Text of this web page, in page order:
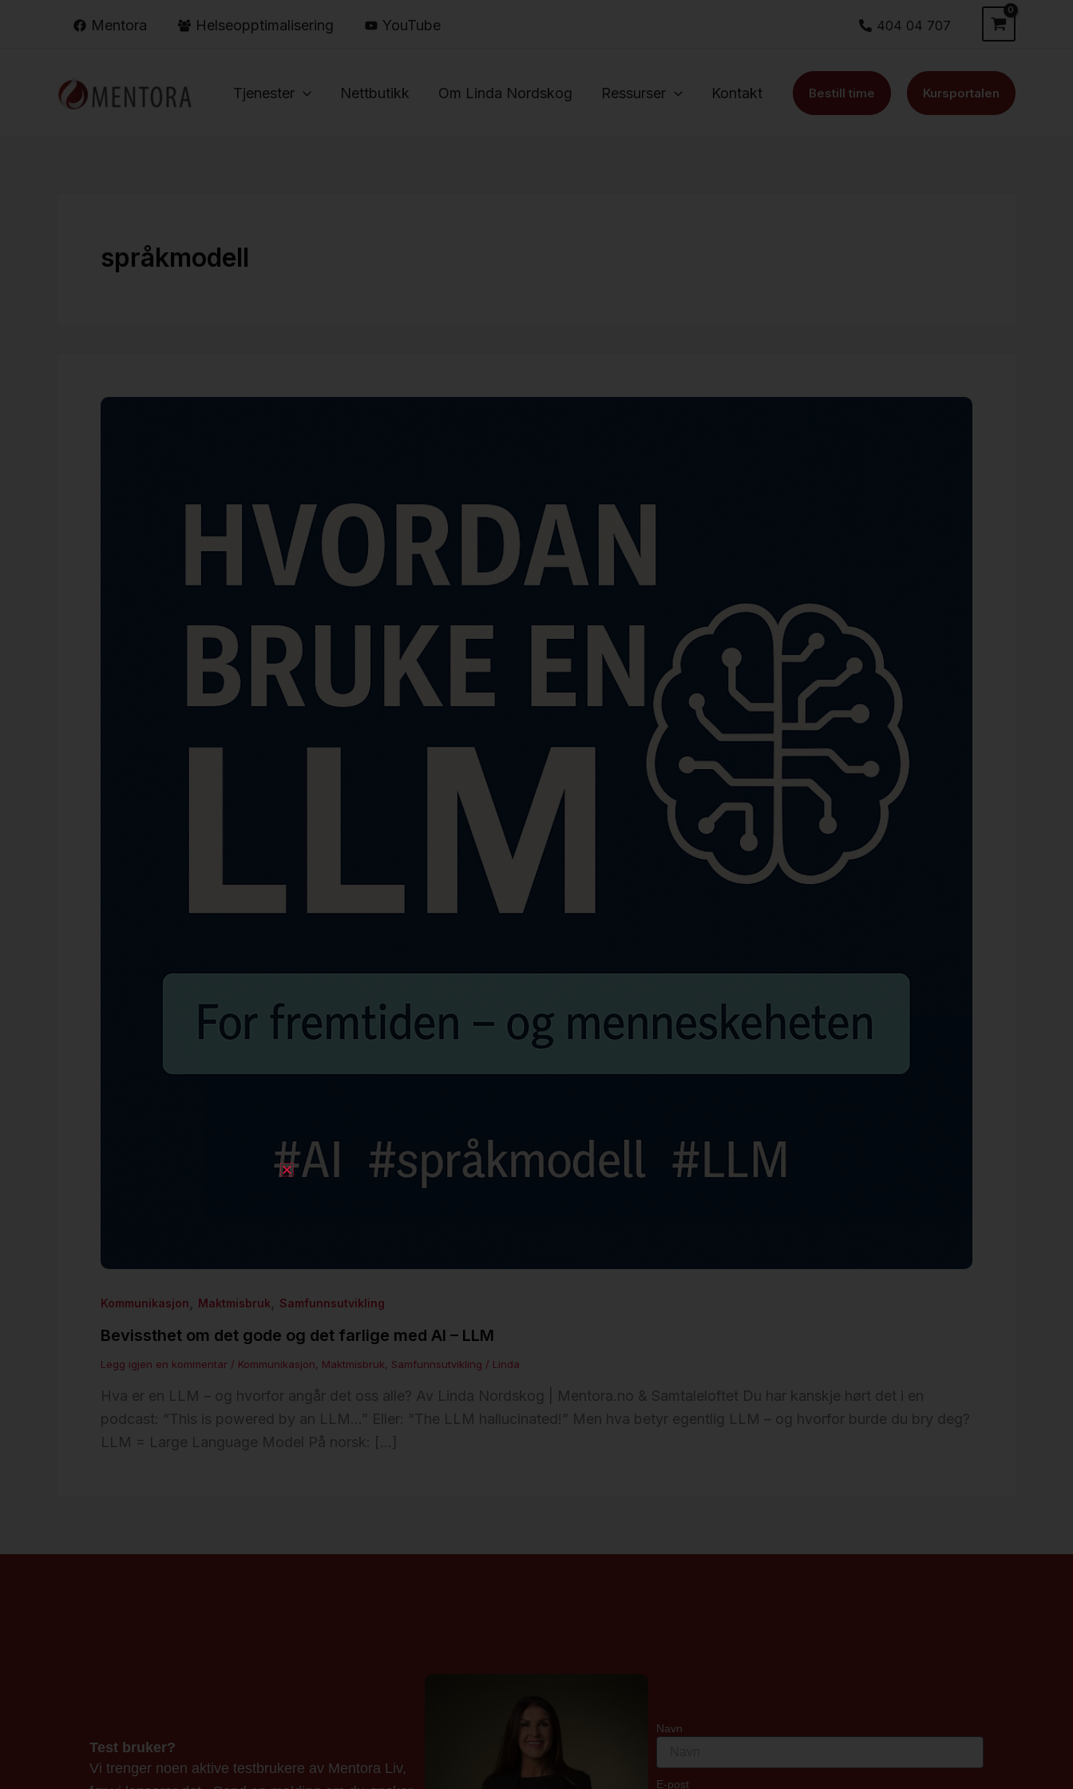
Mentora Helseopptimalisering YouTube 404 04 707
Tjenester Nettbutikk Om Linda Nordskog Ressurser Kontakt Bestill time Kursportalen
språkmodell
Kommunikasjon Maktmisbruk Samfunnsutvikling
Bevissthet om det gode og det farlige med AI – LLM
Legg igjen en kommentar / Kommunikasjon, Maktmisbruk, Samfunnsutvikling / Linda
Hva er en LLM – og hvorfor angår det oss alle? Av Linda Nordskog | Mentora.no & Samtaleloftet Du har kanskje hørt det i en
podcast: “This is powered by an LLM…” Eller: “The LLM hallucinated!” Men hva betyr egentlig LLM – og hvorfor burde du bry deg?
LLM = Large Language Model På norsk: […]
Test bruker?
Vi trenger noen aktive testbrukere av Mentora Liv,
Navn
E-post